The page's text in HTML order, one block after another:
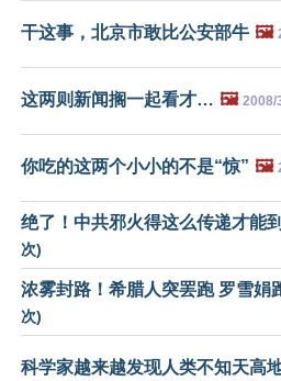
干这事，北京市敢比公安部牛 🖼️
这两则新闻搁一起看才… 🖼️ 2008/
你吃的这两个小小的不是“惊” 🖼️
绝了！中共邪火得这么传递才能
次)
浓雾封路！希腊人突罢跑 罗雪娟
次)
科学家越来越发现人类不知天高